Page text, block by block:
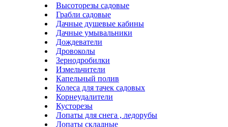
Высоторезы садовые
Грабли садовые
Дачные душевые кабины
Дачные умывальники
Дождеватели
Дровоколы
Зернодробилки
Измельчители
Капельный полив
Колеса для тачек садовых
Корнеудалители
Кусторезы
Лопаты для снега , ледорубы
Лопаты складные